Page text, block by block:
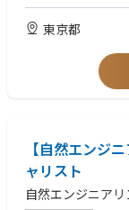
本社：東京都千代
ワー4F
■親会社：
主な投資家：
s、SOSV 等
ビジョン：Shape
ミッション：To
義・仕様策定・プロ
以下のプロダクトラ
・Discovery・市場
社内外の関係者と
・連携部門例・マ
データプラットフォー
・カスタマーオペレ
〈歓迎〉
・プロダクトマネー
・ソフトウェア・
mでの開発経験
・UX/UI設計への理解
・ビジネスレベルの
東京都
【自然エンジ
ャリスト
自然エンジニア